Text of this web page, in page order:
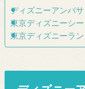
ディズニーアンバ
東京ディズニーシ
東京ディズニーラ